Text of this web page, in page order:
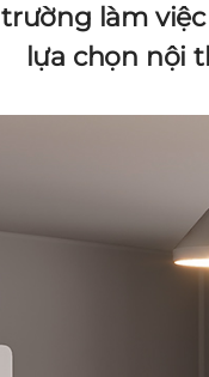
trường làm
lựa chọn nội